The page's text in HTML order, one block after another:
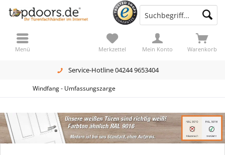
Service-Hotline 04244 9653404
Warenkorb
Merkzettel Mein Konto
Menü
Windfang - Umfassungszarge